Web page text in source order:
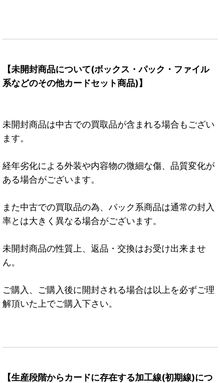
【未開封商品について(ボックス・パック・ファイル
系などのその他カードセット商品)】
未開封商品は中古での買取品が含まれる場合もござい
ます。
経年劣化による外装や内容物の微細な傷、品質変化が
ある場合がございます。
また中古での買取品の為、パック系商品は通常の封入
率とは大きく異なる場合がございます。
未開封商品の性質上、返品・交換はお受け出来ませ
ん。
ご購入、ご購入後に開封される場合は以上を必ずご理
解頂いた上でご購入下さい。
【生産段階からカードに存在する加工線(初期線)につ